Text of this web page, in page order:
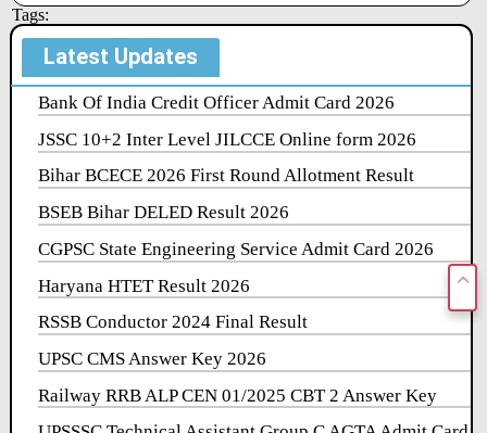
Tags:
Latest Updates
Bank Of India Credit Officer Admit Card 2026
JSSC 10+2 Inter Level JILCCE Online form 2026
Bihar BCECE 2026 First Round Allotment Result
BSEB Bihar DELED Result 2026
CGPSC State Engineering Service Admit Card 2026
Haryana HTET Result 2026
RSSB Conductor 2024 Final Result
UPSC CMS Answer Key 2026
Railway RRB ALP CEN 01/2025 CBT 2 Answer Key